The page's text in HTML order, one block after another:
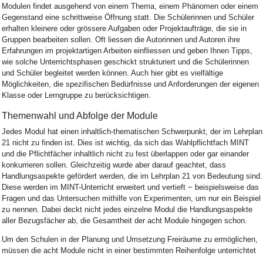
Modulen findet ausgehend von einem Thema, einem Phänomen oder einem
Gegenstand eine schrittweise Öffnung statt. Die Schülerinnen und Schüler
erhalten kleinere oder grössere Aufgaben oder Projektaufträge, die sie in
Gruppen bearbeiten sollen. Oft liessen die Autorinnen und Autoren ihre
Erfahrungen im projektartigen Arbeiten einfliessen und geben Ihnen Tipps,
wie solche Unterrichtsphasen geschickt strukturiert und die Schülerinnen
und Schüler begleitet werden können. Auch hier gibt es vielfältige
Möglichkeiten, die spezifischen Bedürfnisse und Anforderungen der eigenen
Klasse oder Lerngruppe zu berücksichtigen.
Themenwahl und Abfolge der Module
Jedes Modul hat einen inhaltlich-thematischen Schwerpunkt, der im Lehrplan
21 nicht zu finden ist. Dies ist wichtig, da sich das Wahlpflichtfach MINT
und die Pflichtfächer inhaltlich nicht zu fest überlappen oder gar einander
konkurrieren sollen. Gleichzeitig wurde aber darauf geachtet, dass
Handlungsaspekte gefördert werden, die im Lehrplan 21 von Bedeutung sind.
Diese werden im MINT-Unterricht erweitert und vertieft − beispielsweise das
Fragen und das Untersuchen mithilfe von Experimenten, um nur ein Beispiel
zu nennen. Dabei deckt nicht jedes einzelne Modul die Handlungsaspekte
aller Bezugsfächer ab, die Gesamtheit der acht Module hingegen schon.
Um den Schulen in der Planung und Umsetzung Freiräume zu ermöglichen,
müssen die acht Module nicht in einer bestimmten Reihenfolge unterrichtet